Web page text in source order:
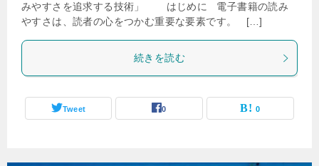
みやすさを追求する技術」 はじめに 電子書籍の読み
やすさは、読者の心をつかむ重要な要素です。 […]
続きを読む
Tweet 0 0